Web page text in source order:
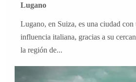
Lugano
Lugano, en Suiza, es una ciudad con
influencia italiana, gracias a su
la región de...